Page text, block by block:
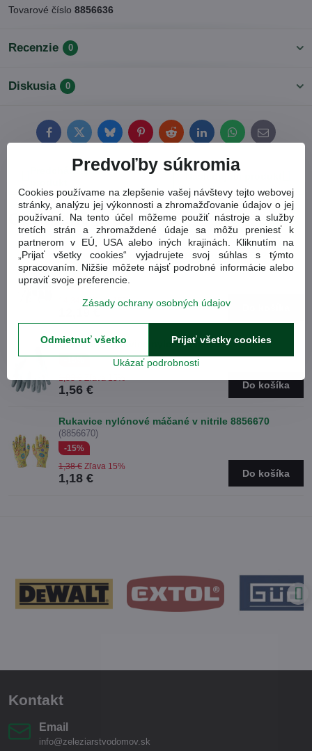
Tovarové číslo 8856636
Recenzie 0
Diskusia 0
FacebookTwitterBlueskyPinterestRedditLinkedInWhatsApp
E-
mail
Predchádzajúci
Obľúbené produkty
Pracovné rukavice EXTOL Premium 8856602
(8856602)
-15%
14,34 € Zľava 15%
Ochranné rukavice nylon 8856620 (8856620)
-15%
1,56 € Do košíka
Rukavice nylónové máčané v nitrile 8856670
(8856670)
-15%
1,18 €
1,38 € Zľava 15%
Do košíka
Kontakt
Email
info@zeleziarstvodomov.sk
Predvoľby súkromia
Cookies používame na zlepšenie vašej návštevy tejto webovej
stránky, analýzu jej výkonnosti a zhromažďovanie údajov o jej
používaní. Na tento účel môžeme použiť nástroje a služby
tretích strán a zhromaždené údaje sa môžu preniesť k
partnerom v EÚ, USA alebo iných krajinách. Kliknutím na
„Prijať všetky cookies“ vyjadrujete svoj súhlas s týmto
spracovaním. Nižšie môžete nájsť podrobné informácie alebo
upraviť svoje preferencie.
Zásady ochrany osobných údajov
Ukázať podrobnosti
Prijať všetky cookies
Odmietnuť všetko